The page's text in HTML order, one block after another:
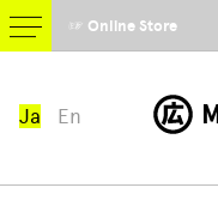
Ja En
☞ Online Store